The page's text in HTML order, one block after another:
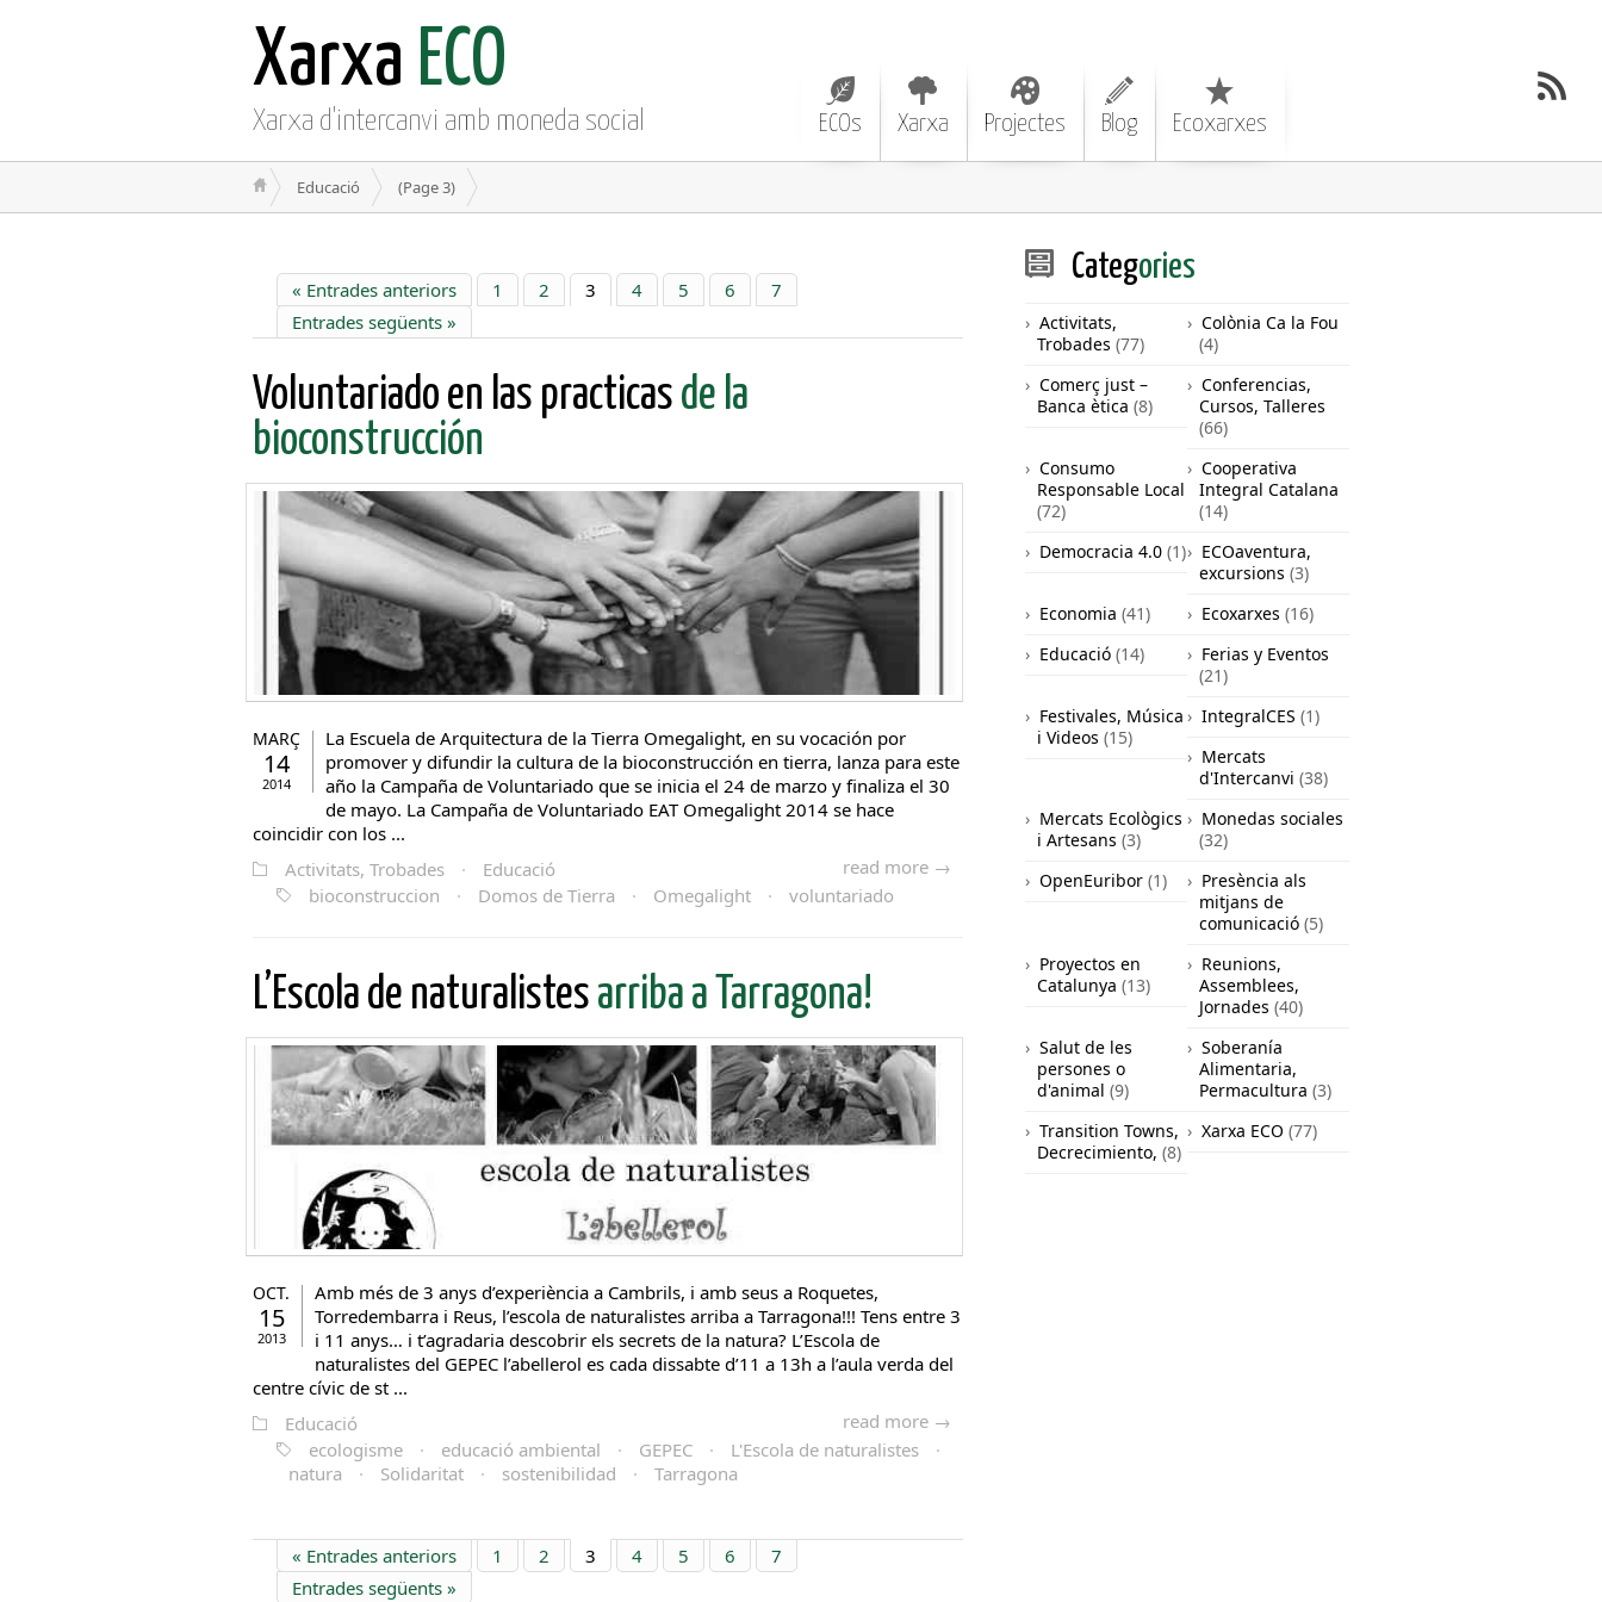
Xarxa ECO
Xarxa d'intercanvi amb moneda social ECOs Xarxa Projectes Blog Ecoxarxes
Educació (Page 3)
« Entrades anteriors 1 2 3 4 5 6
7
Entrades següents »
Voluntariado en las practicas de la
bioconstrucción
MARÇ
14
2014
La Escuela de Arquitectura de la Tierra Omegalight, en su vocación por
promover y difundir la cultura de la bioconstrucción en tierra, lanza para este
año la Campaña de Voluntariado que se inicia el 24 de marzo y finaliza el 30
de mayo. La Campaña de Voluntariado EAT Omegalight 2014 se hace
coincidir con los ...
read more →
Activitats, Trobades ·
Educació
bioconstruccion
· Domos de Tierra · Omegalight · voluntariado
L’Escola de naturalistes arriba a Tarragona!
OCT.
15
2013
Amb més de 3 anys d’experiència a Cambrils, i amb seus a Roquetes,
Torredembarra i Reus, l’escola de naturalistes arriba a Tarragona!!! Tens entre 3
i 11 anys… i t’agradaria descobrir els secrets de la natura? L’Escola de
naturalistes del GEPEC l’abellerol es cada dissabte d’11 a 13h a l’aula verda del
centre cívic de st ...
read more →
Educació
ecologisme
· educació ambiental · GEPEC · L'Escola de naturalistes
·
natura
· Solidaritat · sostenibilidad · Tarragona
« Entrades anteriors 1 2 3 4 5 6
7
Entrades següents »
Categories
Activitats,
Trobades (77)
Colònia Ca la Fou
(4)
Comerç just –
Banca ètica (8)
Conferencias,
Cursos, Talleres
(66)
Consumo
Responsable Local
(72)
Cooperativa
Integral Catalana
(14)
Democracia 4.0 (1)
ECOaventura,
excursions (3)
Economia (41) Ecoxarxes (16)
Educació (14)
Ferias y Eventos
(21)
Festivales, Música
i Videos (15)
IntegralCES (1)
Mercats
d'Intercanvi (38)
Mercats Ecològics
i Artesans (3)
Monedas sociales
(32)
OpenEuribor (1)
Presència als
mitjans de
comunicació (5)
Proyectos en
Catalunya (13)
Reunions,
Assemblees,
Jornades (40)
Salut de les
persones o
d'animal (9)
Soberanía
Alimentaria,
Permacultura (3)
Transition Towns,
Decrecimiento, (8)
Xarxa ECO (77)